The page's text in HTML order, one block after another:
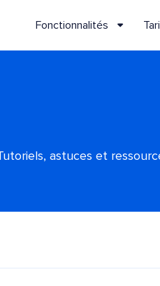
Fonctionnalités
astuces et